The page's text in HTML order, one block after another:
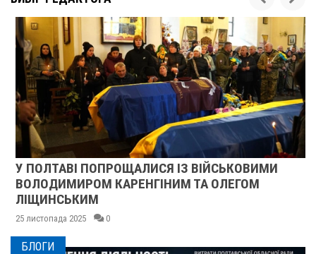
У ПОЛТАВІ ПОПРОЩАЛИСЯ ІЗ ВІЙСЬКОВИМИ
ВОЛОДИМИРОМ КАРЕНГІНИМ ТА ОЛЕГОМ
ЛІЩИНСЬКИМ
25 листопада 2025 0
БЛОГИ